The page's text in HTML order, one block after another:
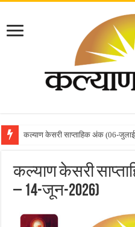
कल्याण केसरी साप्ताहिक अंक (06-
कल्याण केसरी साप्ताहिक अंक (22-
कल्याण केसरी
– 14-जून-2026)